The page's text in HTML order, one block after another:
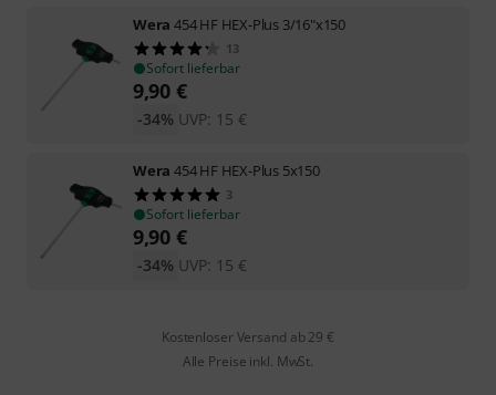
Wera 454 HF HEX-Plus 3/16"x150
13
Sofort lieferbar
9,90 €
UVP: 15 €
-34%
Wera 454 HF HEX-Plus 5x150
3
Sofort lieferbar
9,90 €
UVP: 15 €
-34%
Kostenloser Versand ab 29 €
Alle Preise inkl. MwSt.